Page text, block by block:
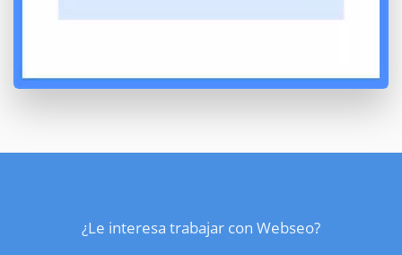
¿Le interesa trabajar con Webseo?